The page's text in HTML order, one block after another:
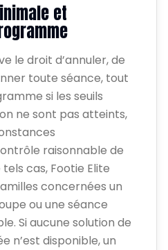
et
le droit d’annuler, de
toute séance, tout
si les seuils
ne sont pas atteints,
raisonnable de
cas, Footie Elite
concernées un
ou une séance
Si aucune solution de
n’est disponible, un